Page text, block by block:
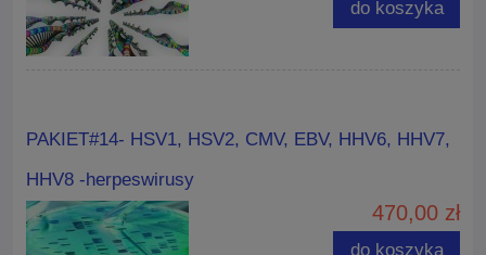
do koszyka
PAKIET#14- HSV1, HSV2, CMV, EBV, HHV6, HHV7,
HHV8 -herpeswirusy
470,00 zł
do koszyka